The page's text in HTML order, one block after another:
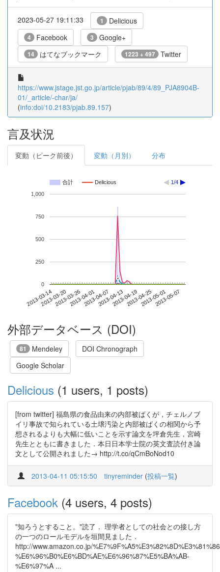
2023-05-27 19:11:33 1 Delicious
4 Facebook 3 Google+
14 はてなブックマーク 1223 + 497 Twitter
https://www.jstage.jst.go.jp/article/pjab/89/4/89_PJA8904B-
01/_article/-char/ja/
(info:doi/10.2183/pjab.89.157)
言及状況
変動（ピーク前後） 変動（月別） 分布
合計 Delicious 1/4
2013-03-142013-03-202013-03-262013-04-012013-04-072013-04-132013-04-192013-04-252013-05-012013-05-07
0
250
500
750
1,000
*
*
外部データベース (DOI)
81 Mendeley
DOI Chronograph
Google Scholar
Delicious (1 users, 1 posts)
[from twitter] 福島県の食品由来の内部被ばくが，チェルノブ
イリ事故で知られている土壌汚染と内部被ばくの相関から予
想されるよりも大幅に低いことを示す論文を坪倉先生，宮崎
先生とともに書きました．本日日本学士院の英文査読付き論
文として公開されました→ http://t.co/qCmBoNod10
2013-04-11 05:15:50 tinyreminder (投稿一覧)
Facebook (4 users, 4 posts)
"知ろうとすること。"読了． 理学者としての社会との接し方
の一つのロールモデルを垣間見ました．
http://www.amazon.co.jp/
%E6%96%B0%E6%BD%AE%E6%96%87%E5%BA%AB-
%E6%97%A ...